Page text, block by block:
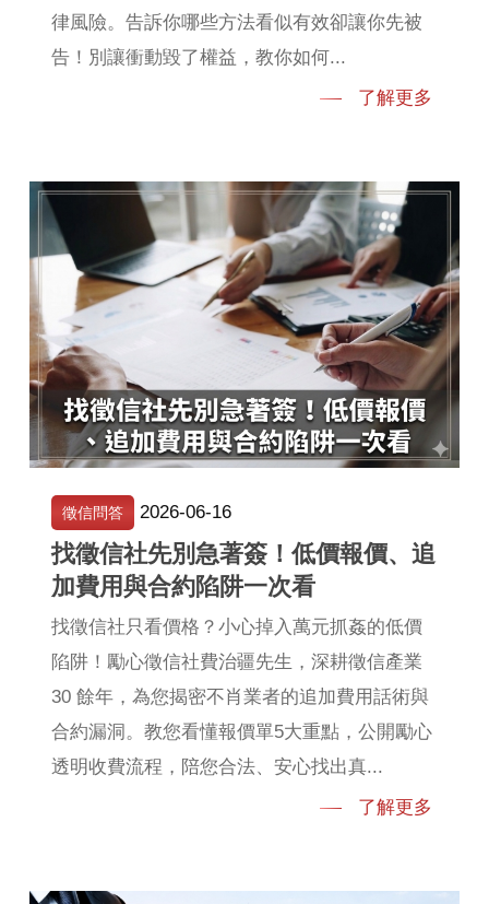
律風險。告訴你哪些方法看似有效卻讓你先被
告！別讓衝動毀了權益，教你如何...
了解更多
徵信問答 2026-06-16
找徵信社先別急著簽！低價報價、追
加費用與合約陷阱一次看
找徵信社只看價格？小心掉入萬元抓姦的低價
陷阱！勵心徵信社費治疆先生，深耕徵信產業
30 餘年，為您揭密不肖業者的追加費用話術與
合約漏洞。教您看懂報價單5大重點，公開勵心
透明收費流程，陪您合法、安心找出真...
了解更多